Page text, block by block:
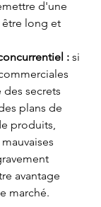
d'une
long et
: si
secrets
plans de
produits,
avantage
marché.